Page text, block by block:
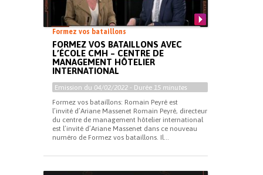
Formez vos bataillons
FORMEZ VOS BATAILLONS AVEC
L’ÉCOLE CMH – CENTRE DE
MANAGEMENT HÔTELIER
INTERNATIONAL
Emission du 04/02/2022 - Durée 15 minutes
Formez vos bataillons: Romain Peyré est
l’invité d’Ariane Massenet Romain Peyré, directeur
du centre de management hôtelier international
est l’invité d’Ariane Massenet dans ce nouveau
numéro de Formez vos bataillons. Il...